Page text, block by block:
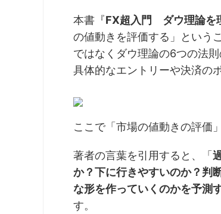
本書『FX超入門 ダウ理論を
の値動きを評価する」という
ではなくダウ理論の6つの法
具体的なエントリーや決済の
ここで「市場の値動きの評価
著者の言葉を引用すると、「
か？下に行きやすいのか？判
な形を作っていくのかを予測
す。